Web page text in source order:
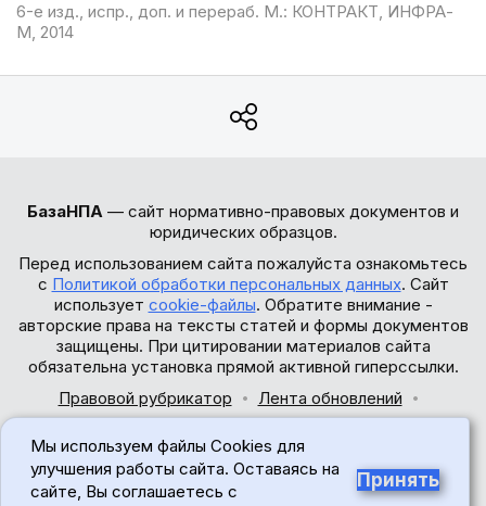
6-е изд., испр., доп. и перераб. М.: КОНТРАКТ, ИНФРА-
М, 2014
БазаНПА — сайт нормативно-правовых документов и
юридических образцов.
Перед использованием сайта пожалуйста ознакомьтесь
с Политикой обработки персональных данных. Сайт
использует cookie-файлы. Обратите внимание -
авторские права на тексты статей и формы документов
защищены. При цитировании материалов сайта
обязательна установка прямой активной гиперссылки.
Правовой рубрикатор
Лента обновлений
© 2017-2026
18+
Мы используем файлы Cookies для
улучшения работы сайта. Оставаясь на
сайте, Вы соглашаетесь с
Принять